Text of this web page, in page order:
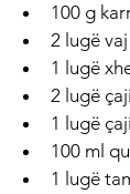
100 g
2 lugë
1 lugë
2 lugë
1 lugë
100 ml
1 lugë